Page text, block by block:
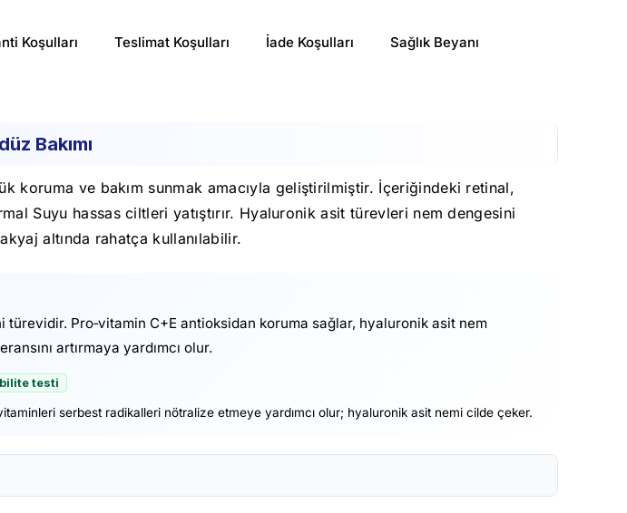
Koşulları Teslimat Koşulları İade Koşulları Sağlık Beyanı
Bakımı
koruma ve bakım sunmak amacıyla geliştirilmiştir. İçeriğindeki retinal,
Suyu hassas ciltleri yatıştırır. Hyaluronik asit türevleri nem dengesini
altında rahatça kullanılabilir.
Pro‑vitamin C+E antioksidan koruma sağlar, hyaluronik asit nem
artırmaya yardımcı olur.
testi
serbest radikalleri nötralize etmeye yardımcı olur; hyaluronik asit nemi cilde çeker.